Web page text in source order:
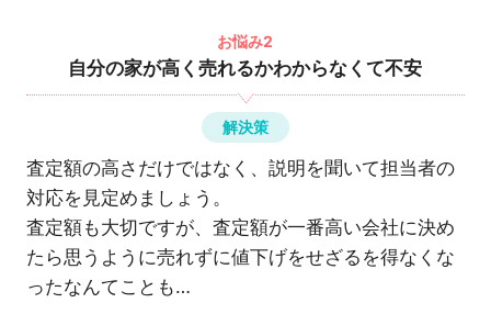
お悩み2
自分の家が高く売れるかわからなくて不安
解決策
査定額の高さだけではなく、説明を聞いて担当者の
対応を見定めましょう。
査定額も大切ですが、査定額が一番高い会社に決め
たら思うように売れずに値下げをせざるを得なくな
ったなんてことも…